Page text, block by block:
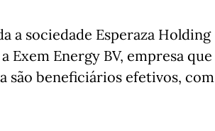
a sociedade Esperaza Holding
Exem Energy BV, empresa que
são beneficiários efetivos, com